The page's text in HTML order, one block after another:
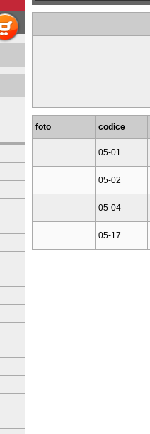
foto codice
05-01
05-02
05-04
05-17